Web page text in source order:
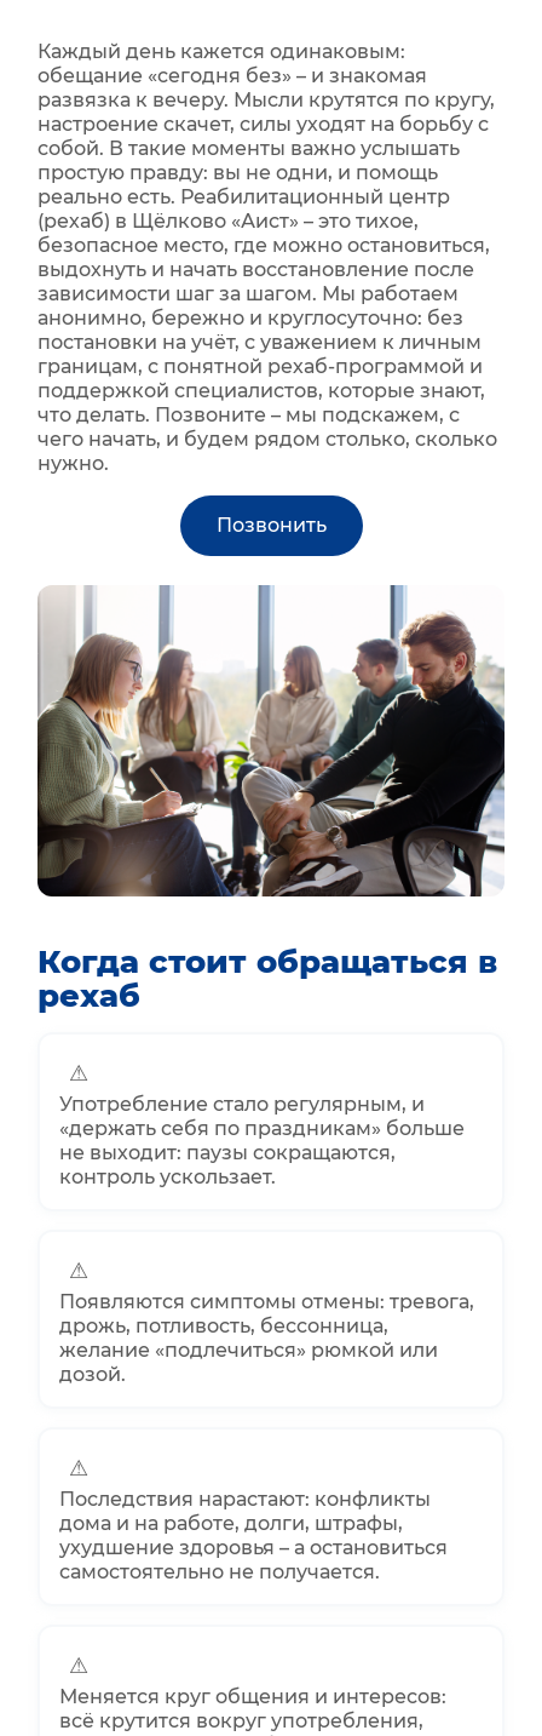
Каждый день кажется одинаковым:
обещание «сегодня без» – и знакомая
развязка к вечеру. Мысли крутятся по кругу,
настроение скачет, силы уходят на борьбу с
собой. В такие моменты важно услышать
простую правду: вы не одни, и помощь
реально есть. Реабилитационный центр
(рехаб) в Щёлково «Аист» – это тихое,
безопасное место, где можно остановиться,
выдохнуть и начать восстановление после
зависимости шаг за шагом. Мы работаем
анонимно, бережно и круглосуточно: без
постановки на учёт, с уважением к личным
границам, с понятной рехаб-программой и
поддержкой специалистов, которые знают,
что делать. Позвоните – мы подскажем, с
чего начать, и будем рядом столько, сколько
нужно.
Позвонить
Когда стоит обращаться в
рехаб
⚠
Употребление стало регулярным, и
«держать себя по праздникам» больше
не выходит: паузы сокращаются,
контроль ускользает.
⚠
Появляются симптомы отмены: тревога,
дрожь, потливость, бессонница,
желание «подлечиться» рюмкой или
дозой.
⚠
Последствия нарастают: конфликты
дома и на работе, долги, штрафы,
ухудшение здоровья – а остановиться
самостоятельно не получается.
⚠
Меняется круг общения и интересов:
всё крутится вокруг употребления,